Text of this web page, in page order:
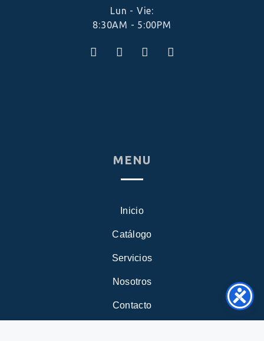
Lun - Vie:
8:30AM - 5:00PM
MENU
Inicio
Catálogo
Servicios
Nosotros
Contacto